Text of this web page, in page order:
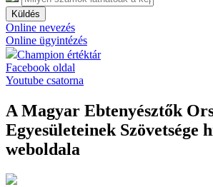
Küldés
Online nevezés
Online ügyintézés
Champion értéktár
Facebook oldal
Youtube csatorna
A Magyar Ebtenyésztők
Egyesületeinek Szövetsége
weboldala